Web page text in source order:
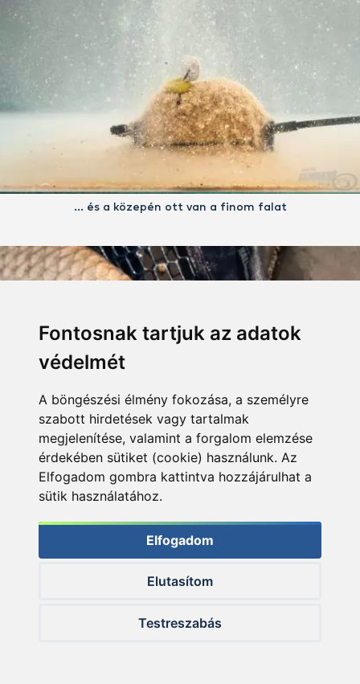
Fontosnak tartjuk az adatok
védelmét
A böngészési élmény fokozása, a személyre
szabott hirdetések vagy tartalmak
megjelenítése, valamint a forgalom elemzése
érdekében sütiket (cookie) használunk. Az
Elfogadom gombra kattintva hozzájárulhat a
sütik használatához.
Elfogadom
Elutasítom
Testreszabás
… és a közepén ott van a finom falat
A pontyok gyakorta így is beelőznek mindenkit…
A FermentX termékek tavalyi sikerén felbuzdulva,
illetve a horgászok igényeihez igazodva ettől az évtől
újabb erjesztett technológiával készült termékek
, valamint egy újfajta etetőanyag: a
Haldorádó Top Method Feeder FermentX Protein